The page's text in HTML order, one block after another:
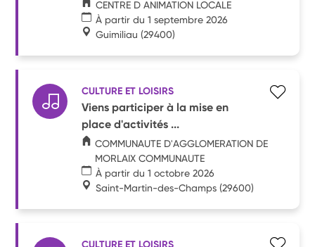
CENTRE D ANIMATION LOCALE
À partir du 1 septembre 2026
Guimiliau (29400)
CULTURE ET LOISIRS
Viens participer à la mise en
place d'activités ...
COMMUNAUTE D'AGGLOMERATION DE
MORLAIX COMMUNAUTE
À partir du 1 octobre 2026
Saint-Martin-des-Champs (29600)
CULTURE ET LOISIRS